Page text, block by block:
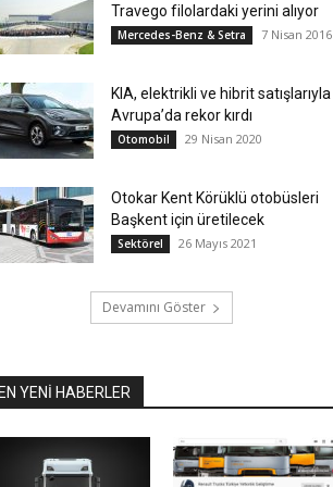
Travego filolardaki yerini alıyor
Mercedes-Benz & Setra 7 Nisan 2016
KIA, elektrikli ve hibrit satışlarıyla
Avrupa’da rekor kırdı
Otomobil 29 Nisan 2020
Otokar Kent Körüklü otobüsleri
Başkent için üretilecek
Sektörel 26 Mayıs 2021
Devamını Göster
YENİ HABERLER